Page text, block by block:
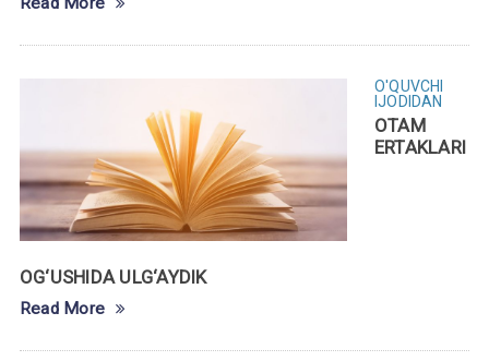
O'QUVCHI
IJODIDAN
OTAM
ERTAKLARI
OG‘USHIDA ULG‘AYDIK
Read More